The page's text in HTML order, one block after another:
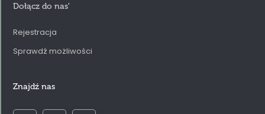
Dołącz do nas'
Rejestracja
Sprawdź możliwości
Znajdź nas